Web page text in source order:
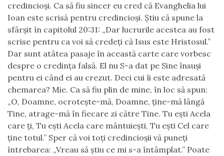
credincioşi. Ca să fiu sincer eu cred că Evanghelia lui
Ioan este scrisă pentru credincioşi. Ştiu că spune la
sfârşit în capitolul 20:31: „Dar lucrurile acestea au fost
scrise pentru ca voi să credeţi că Isus este Hristosul.”
Dar sunt atâtea pasaje în această carte care vorbesc
despre o credinţa falsă. El nu S-a dat pe Sine însuşi
pentru ei când ei au crezut. Deci cui îi este adresată
chemarea? Mie. Ca să fiu plin de mine, în loc să spun:
„O, Doamne, ocroteşte-mă, Doamne, ţine-mă lângă
Tine, atrage-mă în fiecare zi către Tine. Tu eşti Acela
care ţi, Tu eşti Acela care mântuieşti, Tu eşti Cel care
ţine totul.” Sper că voi toţi credincioşii vă puneţi
întrebarea: „Vreau să ştiu ce mi s-a întâmplat.” Poate